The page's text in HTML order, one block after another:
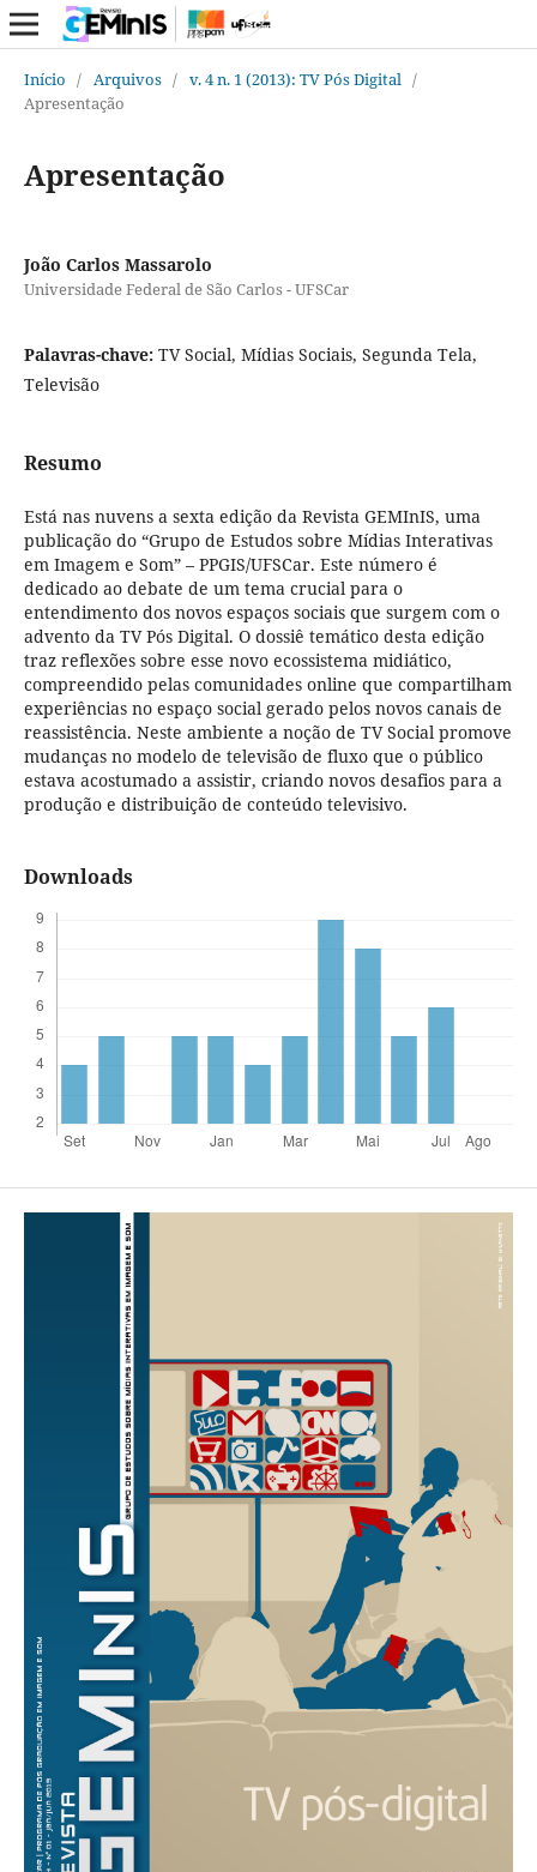
Início / Arquivos / v. 4 n. 1 (2013): TV Pós Digital /
Apresentação
Apresentação
João Carlos Massarolo
Universidade Federal de São Carlos - UFSCar
Palavras-chave: TV Social, Mídias Sociais, Segunda Tela,
Televisão
Resumo
Está nas nuvens a sexta edição da Revista GEMInIS, uma
publicação do “Grupo de Estudos sobre Mídias Interativas
em Imagem e Som” – PPGIS/UFSCar. Este número é
dedicado ao debate de um tema crucial para o
entendimento dos novos espaços sociais que surgem com o
advento da TV Pós Digital. O dossiê temático desta edição
traz reflexões sobre esse novo ecossistema midiático,
compreendido pelas comunidades online que compartilham
experiências no espaço social gerado pelos novos canais de
reassistência. Neste ambiente a noção de TV Social promove
mudanças no modelo de televisão de fluxo que o público
estava acostumado a assistir, criando novos desafios para a
produção e distribuição de conteúdo televisivo.
Downloads